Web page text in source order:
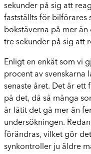
sekunder på sig att
fastställts för bilförares
bokstäverna på mer
tre sekunder på sig att
Enligt en enkät som vi
procent av svenskarna
senaste året. Det är ett
på det, då så många
år låtit det gå mer än
undersökningen.
förändras, vilket gör
synkontroller ju äldre